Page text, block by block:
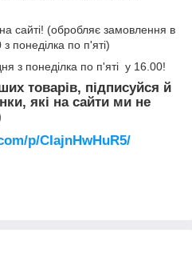
сайті! (обробляє замовлення в
понеділка по п'яті)
з понеділка по п'яті у 16.00!
товарів, підписуйся й
які на сайти ми не
p/CIajnHwHuR5/